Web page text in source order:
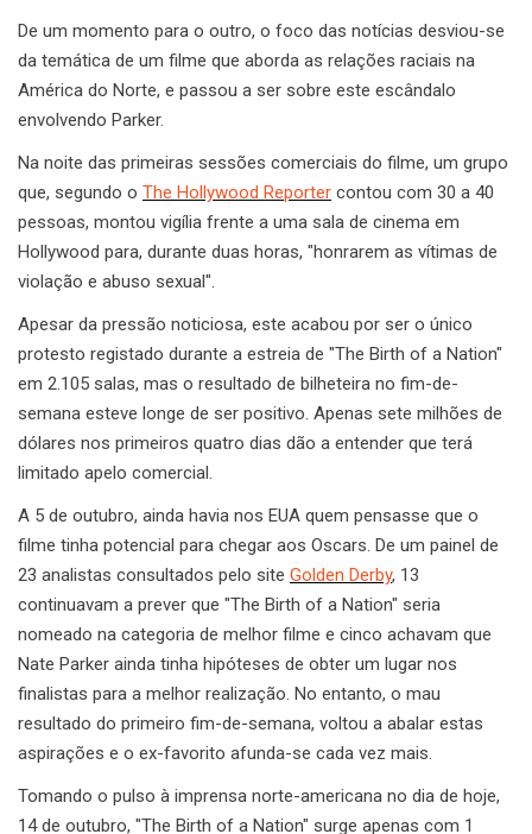
De um momento para o outro, o foco das notícias desviou-se
da temática de um filme que aborda as relações raciais na
América do Norte, e passou a ser sobre este escândalo
envolvendo Parker.
Na noite das primeiras sessões comerciais do filme, um grupo
que, segundo o The Hollywood Reporter contou com 30 a 40
pessoas, montou vigília frente a uma sala de cinema em
Hollywood para, durante duas horas, "honrarem as vítimas de
violação e abuso sexual".
Apesar da pressão noticiosa, este acabou por ser o único
protesto registado durante a estreia de "The Birth of a Nation"
em 2.105 salas, mas o resultado de bilheteira no fim-de-
semana esteve longe de ser positivo. Apenas sete milhões de
dólares nos primeiros quatro dias dão a entender que terá
limitado apelo comercial.
A 5 de outubro, ainda havia nos EUA quem pensasse que o
filme tinha potencial para chegar aos Oscars. De um painel de
23 analistas consultados pelo site Golden Derby, 13
continuavam a prever que "The Birth of a Nation" seria
nomeado na categoria de melhor filme e cinco achavam que
Nate Parker ainda tinha hipóteses de obter um lugar nos
finalistas para a melhor realização. No entanto, o mau
resultado do primeiro fim-de-semana, voltou a abalar estas
aspirações e o ex-favorito afunda-se cada vez mais.
Tomando o pulso à imprensa norte-americana no dia de hoje,
14 de outubro, "The Birth of a Nation" surge apenas com 1